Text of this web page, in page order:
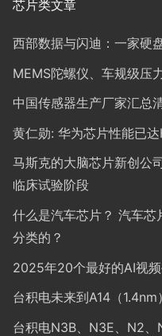
芯片类文章
西部数据与闪迪：一家硬
MEMS陀螺仪、车规级压
中国传感器生产厂家汇总
黄仁勋: 华为芯片性能已
马斯克的大脑芯片新创公
临床试验阶段
什么是汽车芯片？ 汽车
分类的？
2025年20个最好的AI视
台积电未来到A14（
台积电N3B、N3E、N2、